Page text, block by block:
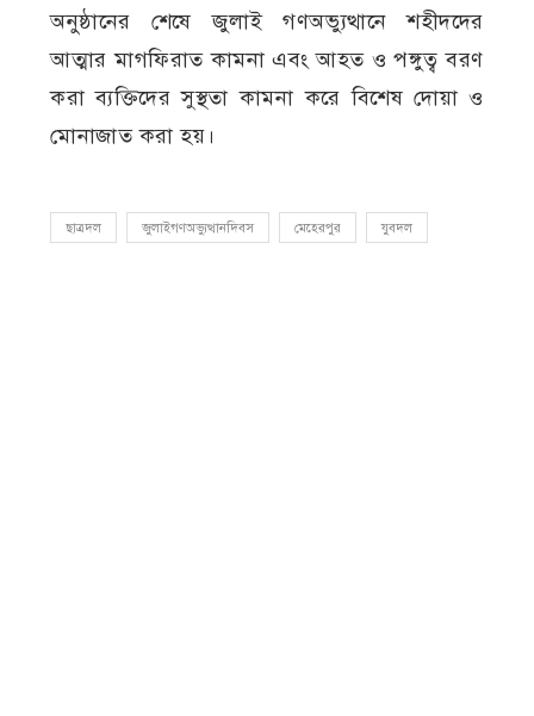
অনুষ্ঠানের শেষে জুলাই গণঅভ্যুত্থানে শহীদদের
আত্মার মাগফিরাত কামনা এবং আহত ও পঙ্গুত্ব বরণ
করা ব্যক্তিদের সুস্থতা কামনা করে বিশেষ দোয়া ও
মোনাজাত করা হয়।
ছাত্রদল জুলাইগণঅভ্যুত্থানদিবস মেহেরপুর যুবদল